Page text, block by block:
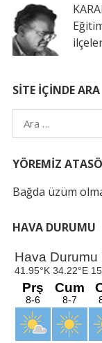
SITE İÇINDE ARA
Arama:
YÖREMIZ
Bağda üzüm
HAVA DURUMU